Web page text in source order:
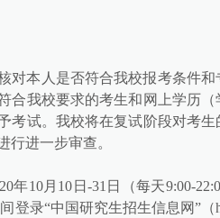
对本人是否符合我校报考条件
合我校要求的考生和网上学历
考试。我校将在复试阶段对考
行进一步审查。
年10月10日-31日（每天9:00-
登录“中国研究生招生信息网”